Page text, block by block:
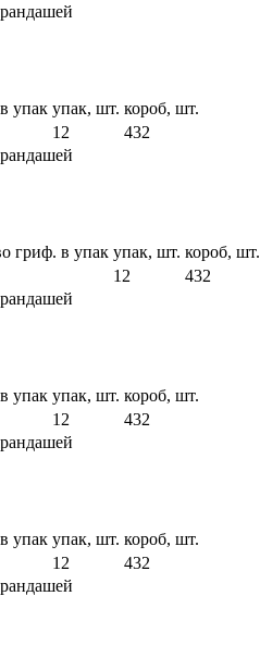
упак упак, шт. короб, шт.
12
432
гриф. в упак упак, шт. короб, шт.
12
432
упак упак, шт. короб, шт.
12
432
упак упак, шт. короб, шт.
12
432